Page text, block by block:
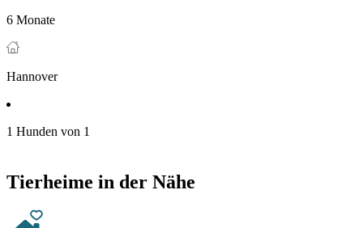
6 Monate
Hannover
1 Hunden von 1
Tierheime in der Nähe